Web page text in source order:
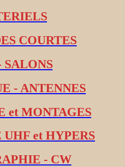
COURTES
SALONS
- ANTENNES
et MONTAGES
et HYPERS
- CW